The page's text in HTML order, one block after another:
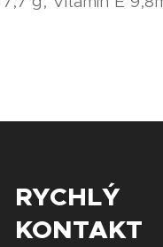
RYCHLÝ
KONTAKT